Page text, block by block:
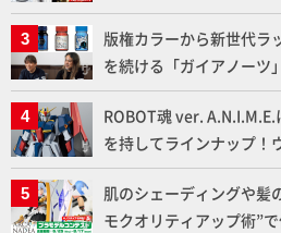
りに!!【試し読み】
版権カラーから新世代ラ
を続ける「ガイアノーツ
ー塗料の未来についてイ
ROBOT魂 ver.
を持してラインナップ！
劇中どおりのプロポーシ
ダム】
肌のシェーディングや髪
モクオリティアップ術”